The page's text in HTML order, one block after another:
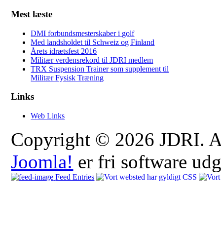
Mest læste
DMI forbundsmesterskaber i golf
Med landsholdet til Schweiz og Finland
Årets idrætsfest 2016
Militær verdensrekord til JDRI medlem
TRX Suspension Trainer som supplement til
Militær Fysisk Træning
Links
Web Links
Copyright © 2026 JDRI.
Joomla! er fri software
Feed Entries